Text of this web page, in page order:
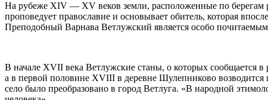
На рубеже XIV — XV веков земли, расположенные по берегам
проповедует православие и основывает обитель, которая
Преподобный Варнава Ветлужский является особо
В начале XVII века Ветлужские станы, о которых сообщается
а в первой половине XVIII в деревне Шулепниково
село было преобразовано в город Ветлуга. «В народной